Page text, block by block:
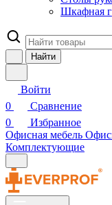
Шкафная
Найти
Войти
0
Сравнение
0
Избранное
Офисная мебель
Комплектующие